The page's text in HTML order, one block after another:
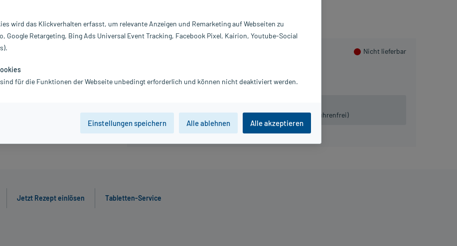
inkl. MwSt. zzgl.Versandkosten
Nicht lieferbar
Beratung für Produktalternativen:Tel. 03491-8770120 (gebührenfrei)
Jetzt Rezept einlösen Tabletten-Service
wird das Klickverhalten erfasst, um relevante Anzeigen und Remarketing auf Webseiten zu
Google Retargeting, Bing Ads Universal Event Tracking, Facebook Pixel, Kairion, Youtube-Social
für die Funktionen der Webseite unbedingt erforderlich und können nicht deaktiviert werden.
Einstellungen speichern Alle ablehnen Alle akzeptieren